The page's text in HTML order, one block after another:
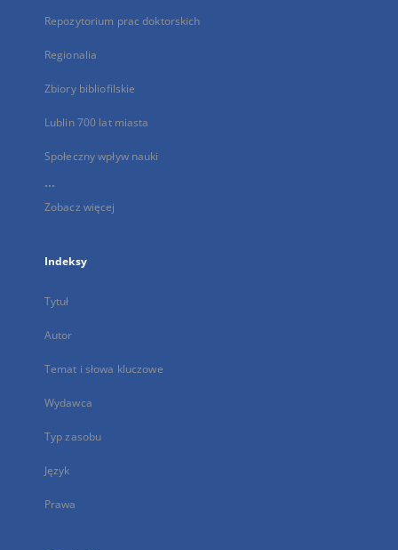
Repozytorium prac doktorskich
Regionalia
Zbiory bibliofilskie
Lublin 700 lat miasta
Społeczny wpływ nauki
...
Zobacz więcej
Indeksy
Tytuł
Autor
Temat i słowa kluczowe
Wydawca
Typ zasobu
Język
Prawa